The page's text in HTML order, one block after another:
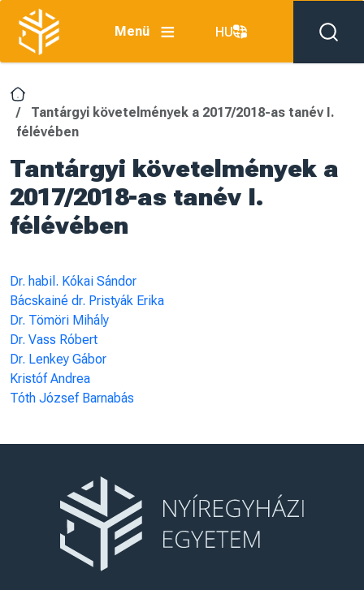
Skip to main content
Menü
HU
Tantárgyi követelmények a 2017/2018-as tanév I.
félévében
Tantárgyi követelmények a
2017/2018-as tanév I.
félévében
Dr. habil. Kókai Sándor
Bácskainé dr. Pristyák Erika
Dr. Tömöri Mihály
Dr. Vass Róbert
Dr. Lenkey Gábor
Kristóf Andrea
Tóth József Barnabás